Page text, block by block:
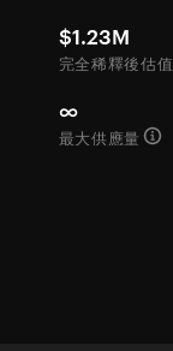
$1.23M
完全稀釋後估值
∞
最大供應量